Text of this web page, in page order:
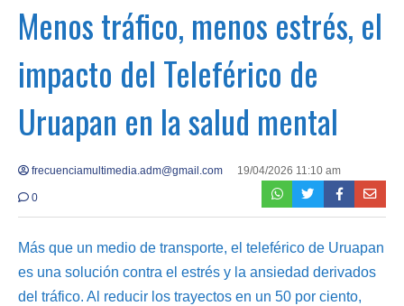
Menos tráfico, menos estrés, el
impacto del Teleférico de
Uruapan en la salud mental
frecuenciamultimedia.adm@gmail.com 19/04/2026 11:10 am
0
Más que un medio de transporte, el teleférico de Uruapan
es una solución contra el estrés y la ansiedad derivados
del tráfico. Al reducir los trayectos en un 50 por ciento,